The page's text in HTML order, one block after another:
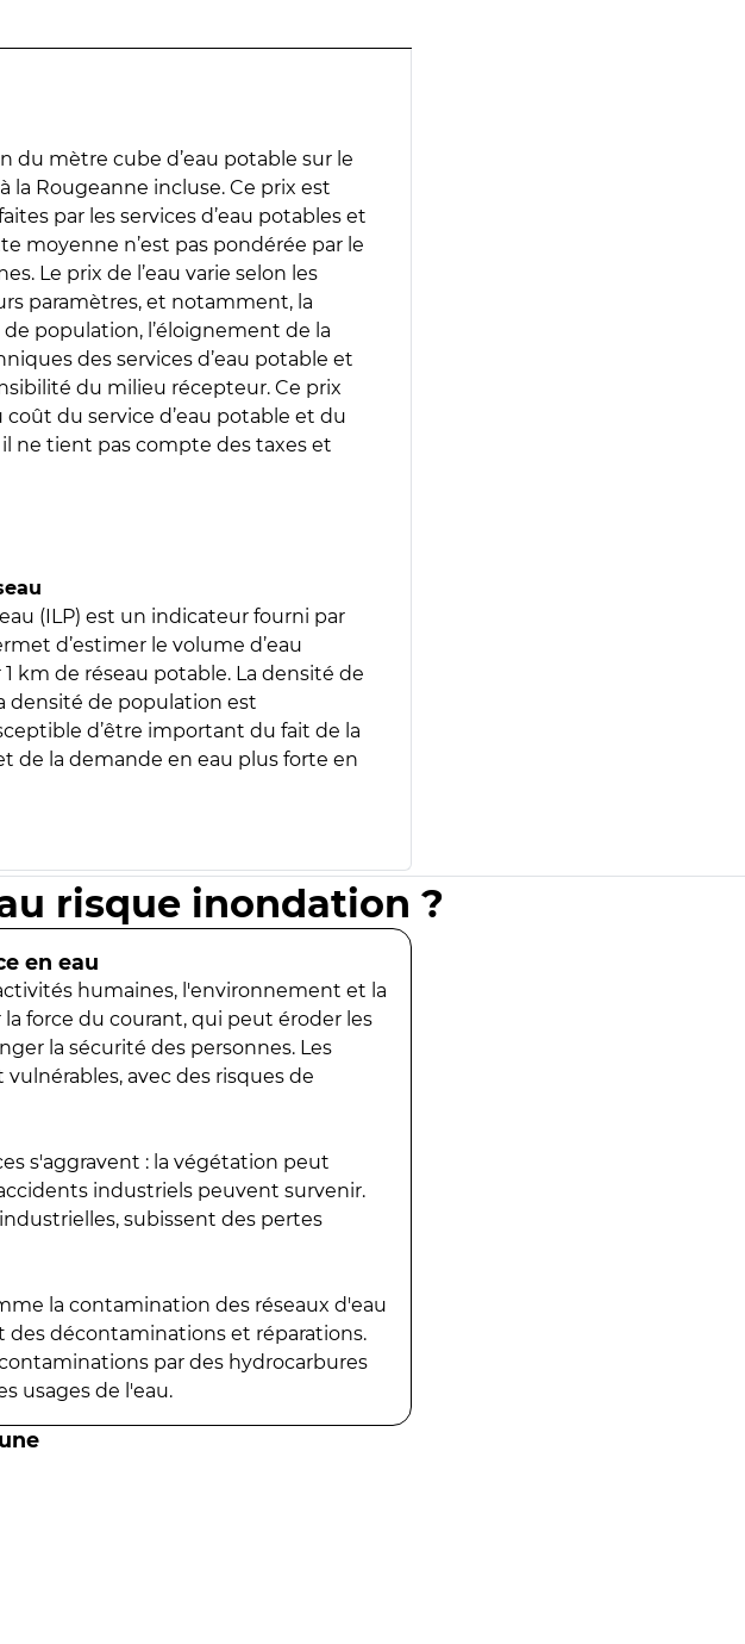
du mètre cube d’eau potable sur le
la Rougeanne incluse. Ce prix est
par les services d’eau potables et
moyenne n’est pas pondérée par le
Le prix de l’eau varie selon les
paramètres, et notamment, la
population, l’éloignement de la
des services d’eau potable et
du milieu récepteur. Ce prix
du service d’eau potable et du
ne tient pas compte des taxes et
(ILP) est un indicateur fourni par
d’estimer le volume d’eau
km de réseau potable. La densité de
densité de population est
d’être important du fait de la
de la demande en eau plus forte en
risque inondation ?
en eau
humaines, l'environnement et la
force du courant, qui peut éroder les
la sécurité des personnes. Les
avec des risques de
s'aggravent : la végétation peut
industriels peuvent survenir.
subissent des pertes
la contamination des réseaux d'eau
décontaminations et réparations.
par des hydrocarbures
usages de l'eau.